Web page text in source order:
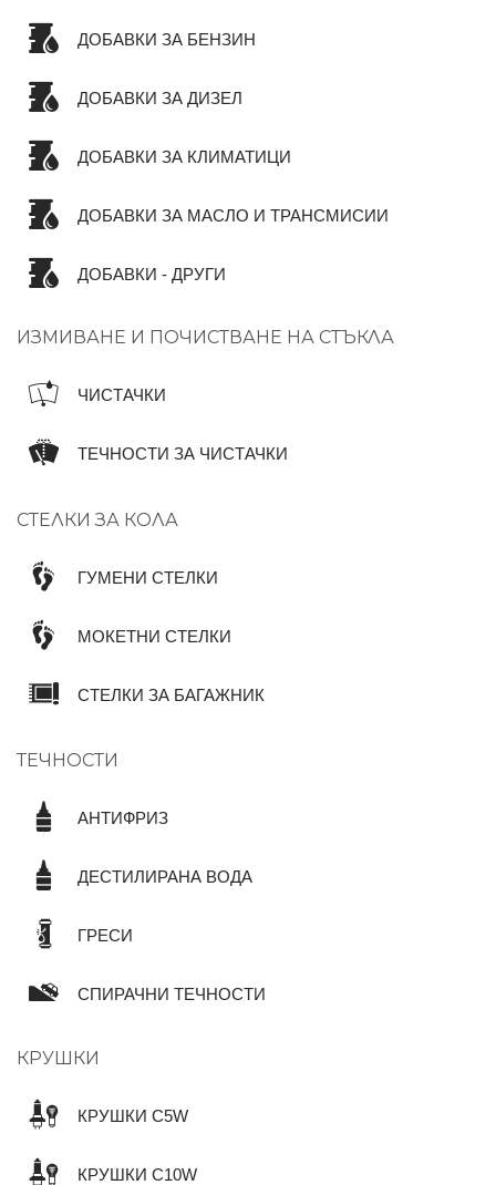
ДОБАВКИ ЗА БЕНЗИН
ДОБАВКИ ЗА ДИЗЕЛ
ДОБАВКИ ЗА КЛИМАТИЦИ
ДОБАВКИ ЗА МАСЛО И ТРАНСМИСИИ
ДОБАВКИ - ДРУГИ
ИЗМИВАНЕ И ПОЧИСТВАНЕ НА СТЪКЛА
ЧИСТАЧКИ
ТЕЧНОСТИ ЗА ЧИСТАЧКИ
СТЕЛКИ ЗА КОЛА
ГУМЕНИ СТЕЛКИ
МОКЕТНИ СТЕЛКИ
СТЕЛКИ ЗА БАГАЖНИК
ТЕЧНОСТИ
АНТИФРИЗ
ДЕСТИЛИРАНА ВОДА
ГРЕСИ
СПИРАЧНИ ТЕЧНОСТИ
КРУШКИ
КРУШКИ C5W
КРУШКИ C10W